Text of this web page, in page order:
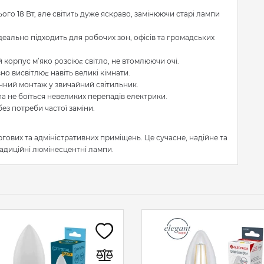
18 Вт, але світить дуже яскраво, замінюючи старі лампи
підходить для робочих зон, офісів та громадських
м’яко розсіює світло, не втомлюючи очі.
висвітлює навіть великі кімнати.
монтаж у звичайний світильник.
не боїться невеликих перепадів електрики.
потреби частої заміни.
та адміністративних приміщень. Це сучасне, надійне та
люмінесцентні лампи.